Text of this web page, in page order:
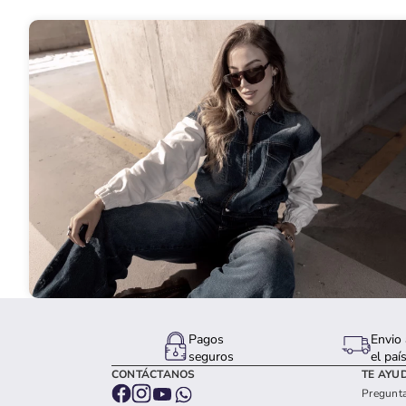
Pagos
seguros
el país
CONTÁCTANOS
TE